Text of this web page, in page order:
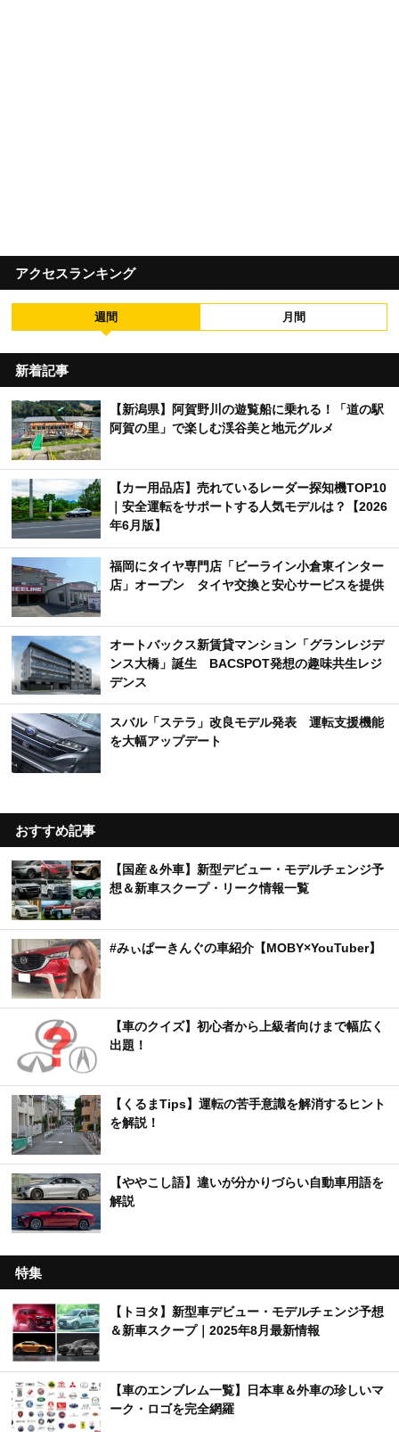
アクセスランキング
週間 月間
新着記事
【新潟県】阿賀野川の遊覧船に乗れる！「道の駅
阿賀の里」で楽しむ渓谷美と地元グルメ
【カー用品店】売れているレーダー探知機TOP10
｜安全運転をサポートする人気モデルは？【2026
年6月版】
福岡にタイヤ専門店「ビーライン小倉東インター
店」オープン タイヤ交換と安心サービスを提供
オートバックス新賃貸マンション「グランレジデ
ンス大橋」誕生 BACSPOT発想の趣味共生レジ
デンス
スバル「ステラ」改良モデル発表 運転支援機能
を大幅アップデート
おすすめ記事
【国産＆外車】新型デビュー・モデルチェンジ予
想＆新車スクープ・リーク情報一覧
#みぃぱーきんぐの車紹介【MOBY×YouTuber】
【車のクイズ】初心者から上級者向けまで幅広く
出題！
【くるまTips】運転の苦手意識を解消するヒント
を解説！
【ややこし語】違いが分かりづらい自動車用語を
解説
特集
【トヨタ】新型車デビュー・モデルチェンジ予想
＆新車スクープ｜2025年8月最新情報
【車のエンブレム一覧】日本車＆外車の珍しいマ
ーク・ロゴを完全網羅